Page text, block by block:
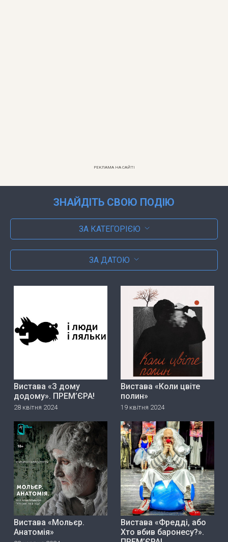
РЕКЛАМА НА САЙТІ
ЗНАЙДІТЬ СВОЮ ПОДІЮ
ЗА КАТЕГОРІЄЮ
ЗА ДАТОЮ
Вистава «З дому
додому». ПРЕМ’ЄРА!
28 квітня 2024
Вистава «Коли цвіте
полин»
19 квітня 2024
Вистава «Мольєр.
Анатомія»
Вистава «Фредді, або
Хто вбив баронесу?».